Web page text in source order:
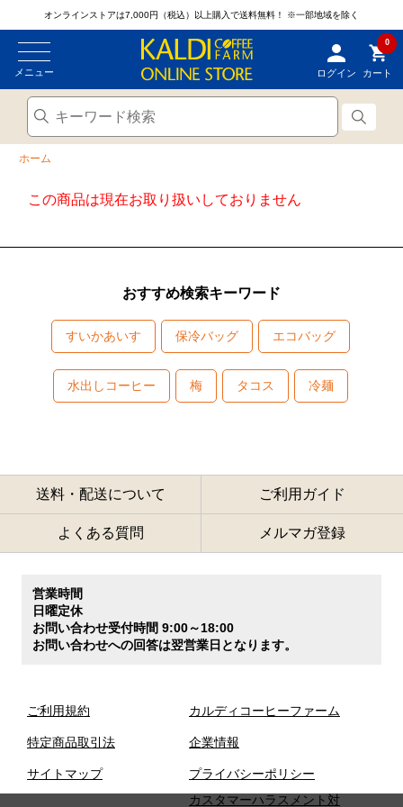
オンラインストアは7,000円（税込）以上購入で送料無料！ ※一部地域を除く
メニュー ログイン
0
カート
ホーム
この商品は現在お取り扱いしておりません
おすすめ検索キーワード
すいかあいす 保冷バッグ エコバッグ
水出しコーヒー 梅 タコス 冷麺
送料・配送について ご利用ガイド
よくある質問 メルマガ登録
営業時間
日曜定休
お問い合わせ受付時間 9:00～18:00
お問い合わせへの回答は翌営業日となります。
ご利用規約
特定商品取引法
サイトマップ
カルディコーヒーファーム
企業情報
プライバシーポリシー
カスタマーハラスメント対